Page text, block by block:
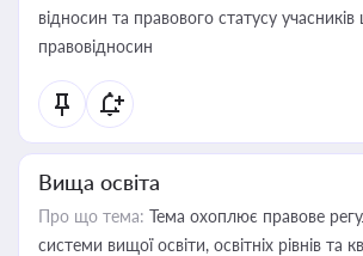
відносин та правового статусу учасників
правовідносин
Вища освіта
Про що тема: Тема охоплює правове
системи вищої освіти, освітніх рівнів та